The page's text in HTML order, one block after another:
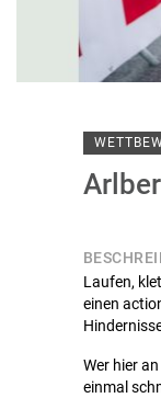
Laufen,
einen
Wer hier
einmal